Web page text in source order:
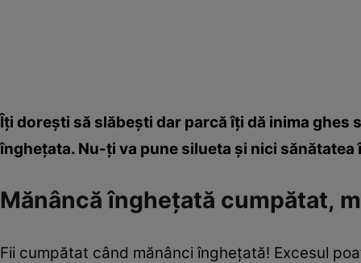
Îţi doreşti să slăbeşti dar parcă îţi dă inima
îngheţata. Nu-ţi va pune silueta şi nici
Mănâncă îngheţată cumpătat,
Fii cumpătat când mănânci îngheţată! Excesul